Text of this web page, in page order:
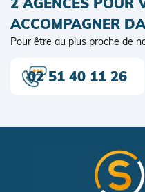
ACCOMPAGNER
Pour être au plus proche de
02 51 40 11 26